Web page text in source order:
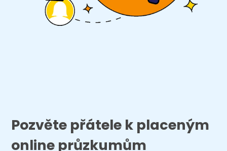
Pozvěte přátele k placeným
online průzkumům